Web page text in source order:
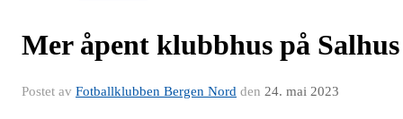
Mer åpent klubbhus på Salhus
Postet av Fotballklubben Bergen Nord den 24. mai 2023